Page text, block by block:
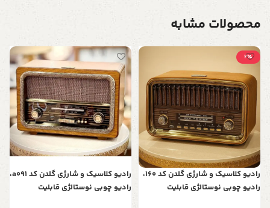
محصولات مشابه
2٪
رادیو کلاسیک و شارژی گلدن کد 160،
رادیو چوبی نوستالژی قابلیت
رادیو کلاسیک و شارژی گلدن کد a091،
رادیو چوبی نوستالژی قابلیت